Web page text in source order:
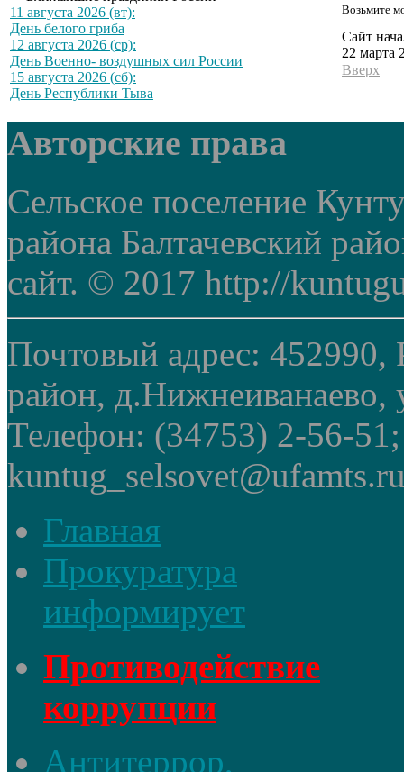
11 августа 2026 (вт):
День белого гриба
12 августа 2026 (ср):
День Военно- воздушных сил России
15 августа 2026 (сб):
День Республики Тыва
Возьмите
Сайт
22 марта
Вверх
Авторские права
Сельское поселение
района Балтачевский
сайт. © 2017 http://
Почтовый адрес: 452990,
район, д.Нижнеиванаево,
Телефон: (34753) 2-56-
Главная
Прокуратура
информирует
Противодействие
коррупции
Антитеррор,